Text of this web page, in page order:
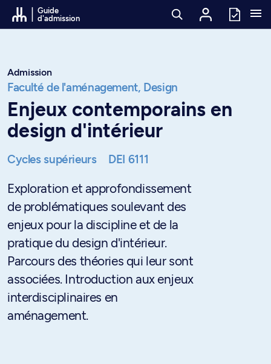
Passer au contenu
Guide
d'admission
Admission
Faculté de l'aménagement, Design
Enjeux contemporains en
design d'intérieur
Cycles supérieurs DEI 6111
Exploration et approfondissement
de problématiques soulevant des
enjeux pour la discipline et de la
pratique du design d'intérieur.
Parcours des théories qui leur sont
associées. Introduction aux enjeux
interdisciplinaires en
aménagement.